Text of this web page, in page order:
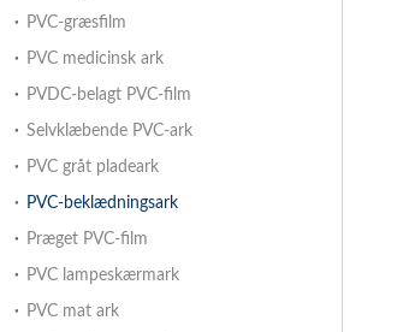
PVC-græsfilm
PVC medicinsk ark
PVDC-belagt PVC-film
Selvklæbende PVC-ark
PVC gråt pladeark
PVC-beklædningsark
Præget PVC-film
PVC lampeskærmark
PVC mat ark